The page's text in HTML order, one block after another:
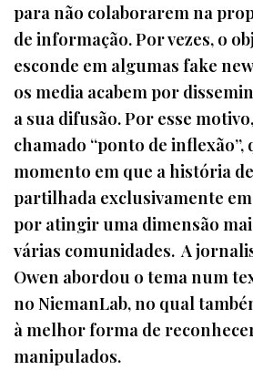
para não colaborarem na
de informação. Por vezes, o
esconde em algumas fake
os media acabem por
a sua difusão. Por esse
chamado “ponto de
momento em que a história
partilhada exclusivamente em
por atingir uma dimensão
várias comunidades. A
Owen abordou o tema num
no NiemanLab, no qual
à melhor forma de
manipulados.